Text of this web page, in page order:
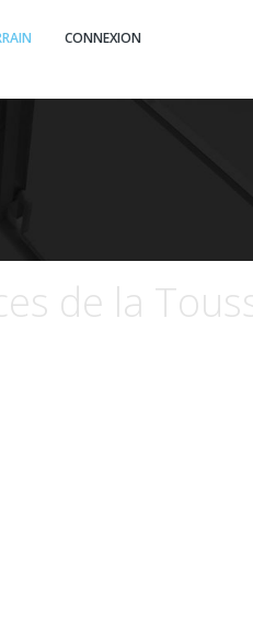
CONNEXION
de la